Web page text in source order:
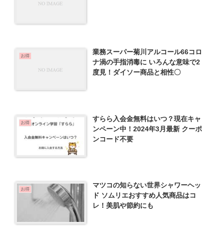
お得
業務スーパー菊川アルコール66コロ
ナ渦の手指消毒に いろんな意味で2
度見！ダイソー商品と相性〇
お得
すらら入会金無料はいつ？現在キャ
ンペーン中！2024年3月最新 クーポ
ンコード不要
お得
マツコの知らない世界シャワーヘッ
ド ソムリエおすすめ人気商品はコ
レ！美肌や節約にも